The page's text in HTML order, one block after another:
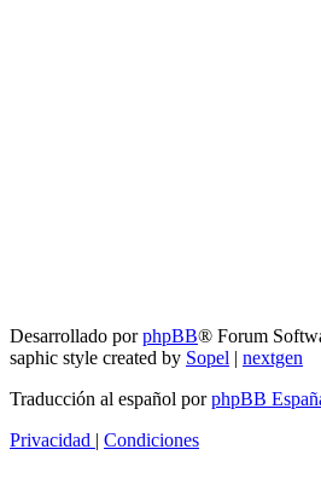
Desarrollado porphpBB® Forum
saphic style created by Sopel | nextgen
Traducción al español porphpBB
Privacidad | Condiciones